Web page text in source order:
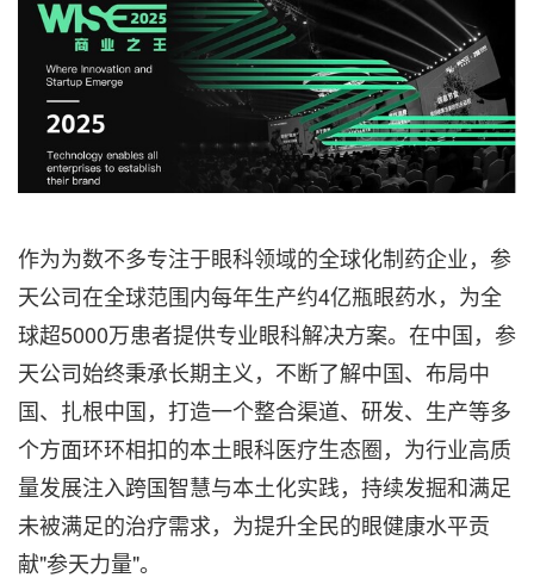
作为为数不多专注于眼科领域的全球化制药企业，参
天公司在全球范围内每年生产约4亿瓶眼药水，为全
球超5000万患者提供专业眼科解决方案。在中国，参
天公司始终秉承长期主义，不断了解中国、布局中
国、扎根中国，打造一个整合渠道、研发、生产等多
个方面环环相扣的本土眼科医疗生态圈，为行业高质
量发展注入跨国智慧与本土化实践，持续发掘和满足
未被满足的治疗需求，为提升全民的眼健康水平贡
献"参天力量"。